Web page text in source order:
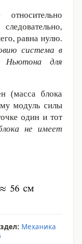
равна нулю.
система в
Ньютона для
(масса блока
модуль силы
один и тот
не имеет
Механика